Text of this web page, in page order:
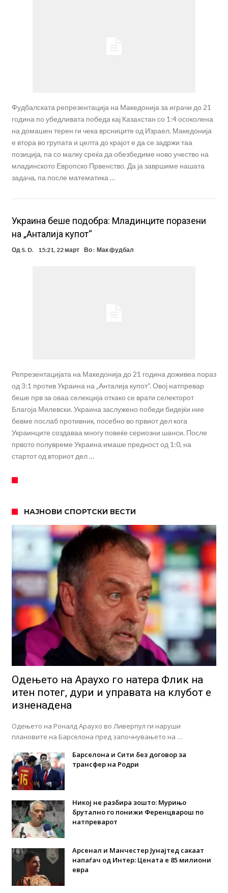
Фудбалската репрезентација на Македонија за играчи до 21
година по убедливата победа кај Казахстан со 1:4 осоколена
на домашен терен ги чека врсниците од Израел. Македонија
е втора во групата и целта до крајот е да се задржи таа
позиција, па со малку среќа да обезбедиме ново учество на
младинското Европско Првенство. Да ја завршиме нашата
задача, па после математика …
Украина беше подобра: Младинците поразени
на „Анталија купот“
Од S. D. 15:21, 22 март Во : Мак фудбал
Репрезентацијата на Македонија до 21 година доживеа пораз
од 3:1 против Украина на „Анталија купот“. Овој натпревар
беше прв за оваа селекција откако се врати селекторот
Благоја Милевски. Украина заслужено победи бидејќи ние
бевме послаб противник, посебно во првиот дел кога
Украинците создаваа многу повеќе сериозни шанси. После
првото полувреме Украина имаше предност од 1:0, на
стартот од вториот дел …
НАЈНОВИ СПОРТСКИ ВЕСТИ
Одењето на Араухо го натера Флик на
итен потег, дури и управата на клубот е
изненадена
Одењето на Роналд Араухо во Ливерпул ги наруши
плановите на Барселона пред започнувањето на …
Барселона и Сити без договор за
трансфер на Родри
Никој не разбира зошто: Мурињо
брутално го понижи Ференцварош по
натпреварот
Арсенал и Манчестер Јунајтед сакаат
напаѓач од Интер: Цената е 85 милиони
евра